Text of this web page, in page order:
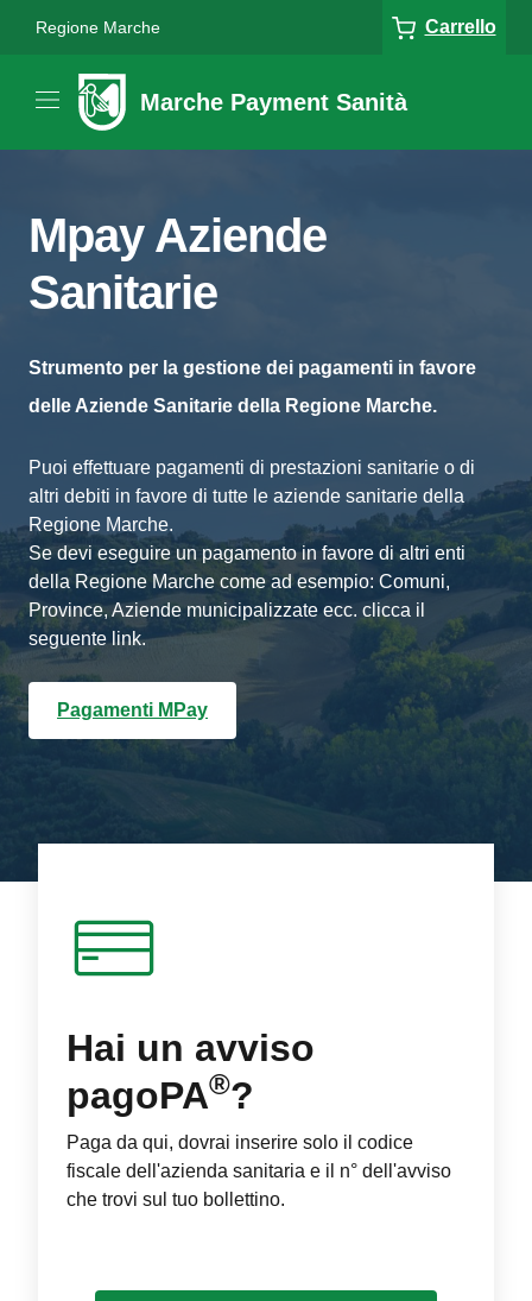
Regione Marche Carrello
Marche Payment Sanità
Mpay Aziende
Sanitarie
Strumento per la gestione dei pagamenti in favore
delle Aziende Sanitarie della Regione Marche.
Puoi effettuare pagamenti di prestazioni sanitarie o di
altri debiti in favore di tutte le aziende sanitarie della
Regione Marche.
Se devi eseguire un pagamento in favore di altri enti
della Regione Marche come ad esempio: Comuni,
Province, Aziende municipalizzate ecc. clicca il
seguente link.
Pagamenti MPay
Hai un avviso
pagoPA®?
Paga da qui, dovrai inserire solo il codice
fiscale dell'azienda sanitaria e il n° dell'avviso
che trovi sul tuo bollettino.